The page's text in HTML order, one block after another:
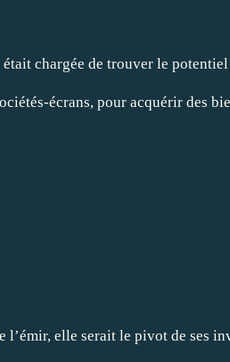
chargée de trouver le
écrans, pour acquérir des
elle serait le pivot de ses